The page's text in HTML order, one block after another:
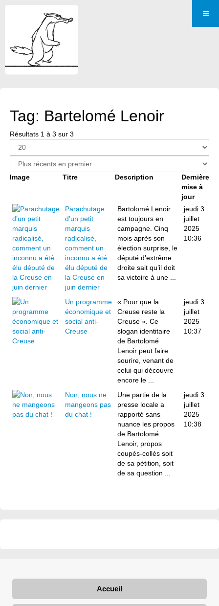
Tag: Bartelomé Lenoir
Résultats 1 à 3 sur 3
Image Titre Description
Dernière
mise à
jour
Parachutage
d’un petit
marquis
radicalisé,
comment un
inconnu a été
élu député de
la Creuse en
juin dernier
Bartolomé Lenoir
est toujours en
campagne. Cinq
mois après son
élection surprise, le
député d’extrême
droite sait qu’il doit
sa victoire à une ...
jeudi 3
juillet
2025
10:36
Un programme
économique et
social anti-
Creuse
« Pour que la
Creuse reste la
Creuse ». Ce
slogan identitaire
de Bartolomé
Lenoir peut faire
sourire, venant de
celui qui découvre
encore le ...
jeudi 3
juillet
2025
10:37
Non, nous ne
mangeons pas
du chat !
Une partie de la
presse locale a
rapporté sans
nuance les propos
de Bartolomé
Lenoir, propos
coupés-collés soit
de sa pétition, soit
de sa question ...
jeudi 3
juillet
2025
10:38
Accueil